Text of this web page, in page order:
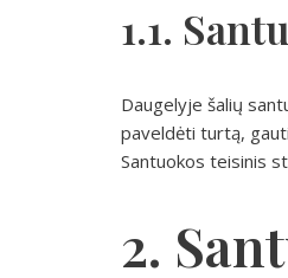
1.1.
Daugelyje šalių
paveldėti turtą,
Santuokos teisinis
2.